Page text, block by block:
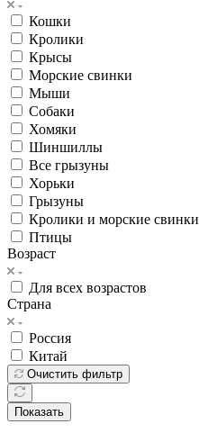
Кошки
Кролики
Крысы
Морские свинки
Мыши
Собаки
Хомяки
Шиншиллы
Все грызуны
Хорьки
Грызуны
Кролики и морские свинки
Птицы
Возраст
Для всех возрастов
Страна
Россия
Китай
Очистить фильтр
Показать